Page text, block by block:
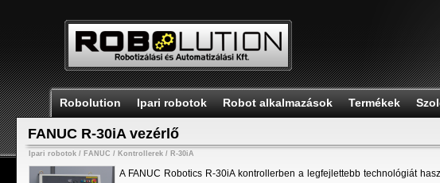
Robolution Ipari robotok Robot alkalmazások Termékek
FANUC R-30iA vezérlő
Ipari robotok / FANUC / Kontrollerek / R-30iA
A FANUC Robotics R-30iA kontrollerben a legfejlettebb technológiát